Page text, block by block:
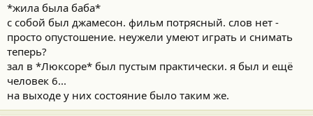
*жила была баба*
с собой был джамесон. фильм потрясный. слов нет -
просто опустошение. неужели умеют играть и снимать
теперь?
зал в *Люксоре* был пустым практически. я был и ещё
человек 6...
на выходе у них состояние было таким же.